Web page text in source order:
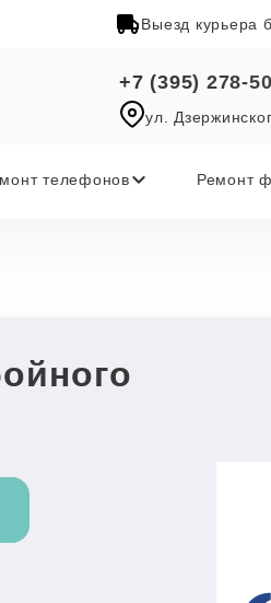
Выезд курьера
+7 (395) 278-
ул.
телефонов Ремонт